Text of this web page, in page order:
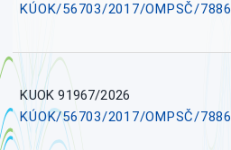
KÚOK/56703/2017/OMPSČ/7886
KUOK 91967/2026
KÚOK/56703/2017/OMPSČ/7886